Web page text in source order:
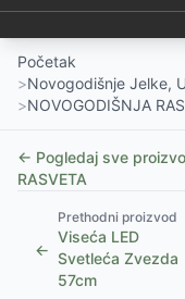
Početak
>Novogodišnje Jelke,
>NOVOGODIŠNJA
← Pogledaj sve
RASVETA
←
Prethodni proizvod
Viseća LED
Svetleća Zvezda
57cm